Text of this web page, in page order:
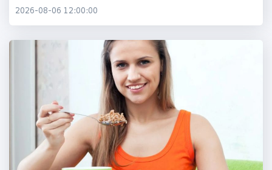
2026-08-06 12:00:00